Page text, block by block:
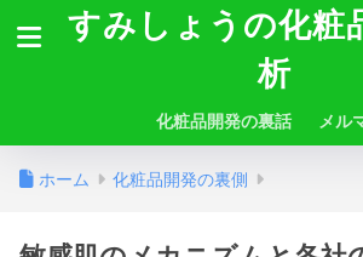
すみしょうの化粧
析
化粧品開発の裏話 メル
ホーム 化粧品開発の裏側